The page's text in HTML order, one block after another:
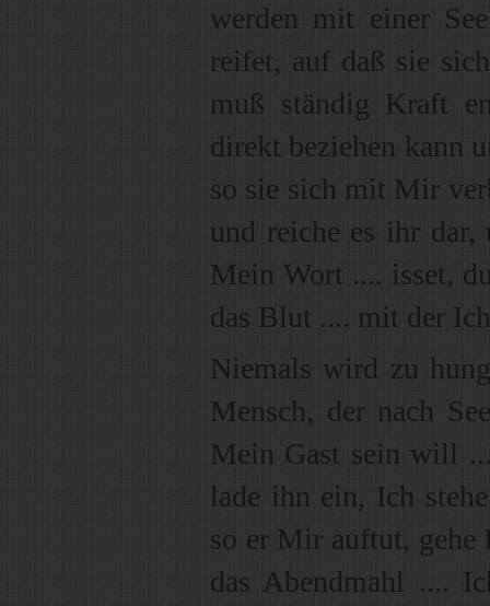
werden mit einer
reifet, auf daß sie
muß ständig Kraft
direkt beziehen kann
so sie sich mit Mir
und reiche es ihr
Mein Wort .... isset,
das Blut .... mit der
Niemals wird zu
Mensch, der nach
Mein Gast sein will
lade ihn ein, Ich
so er Mir auftut,
das Abendmahl ....